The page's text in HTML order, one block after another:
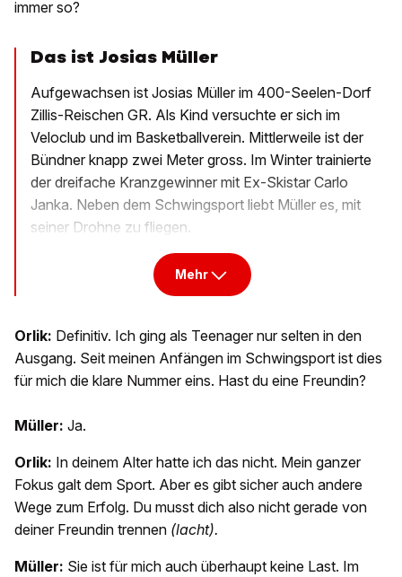
immer so?
Das ist Josias Müller
Aufgewachsen ist Josias Müller im 400-Seelen-Dorf
Zillis-Reischen GR. Als Kind versuchte er sich im
Veloclub und im Basketballverein. Mittlerweile ist der
Bündner knapp zwei Meter gross. Im Winter trainierte
der dreifache Kranzgewinner mit Ex-Skistar Carlo
Janka. Neben dem Schwingsport liebt Müller es, mit
seiner Drohne zu fliegen.
Mehr
Orlik: Definitiv. Ich ging als Teenager nur selten in den
Ausgang. Seit meinen Anfängen im Schwingsport ist dies
für mich die klare Nummer eins. Hast du eine Freundin?
Müller: Ja.
Orlik: In deinem Alter hatte ich das nicht. Mein ganzer
Fokus galt dem Sport. Aber es gibt sicher auch andere
Wege zum Erfolg. Du musst dich also nicht gerade von
deiner Freundin trennen (lacht).
Müller: Sie ist für mich auch überhaupt keine Last. Im